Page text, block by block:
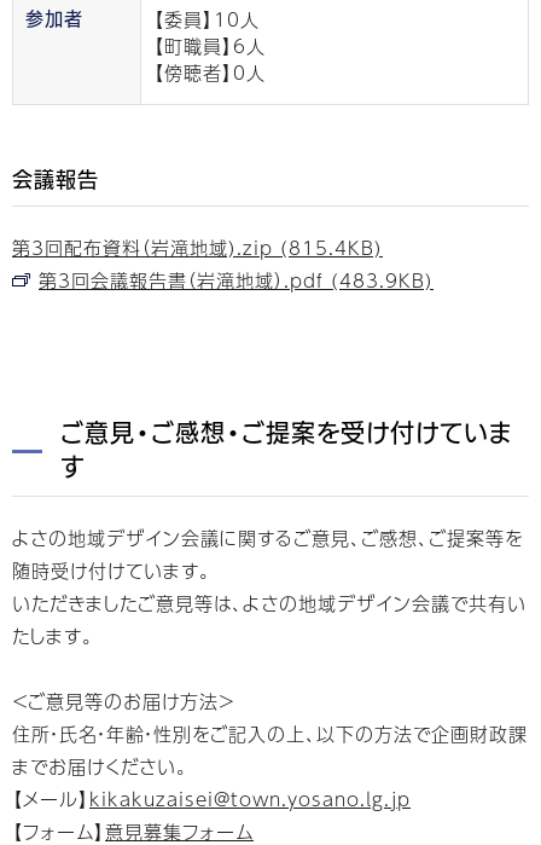
参加者
【委員】10人
【町職員】6人
【傍聴者】0人
会議報告
第3回配布資料（岩滝地域).zip (815.4KB)
第3回会議報告書（岩滝地域）.pdf (483.9KB)
ご意見・ご感想・ご提案を受け付けていま
す
よさの地域デザイン会議に関するご意見、ご感想、ご提案等を
随時受け付けています。
いただきましたご意見等は、よさの地域デザイン会議で共有い
たします。
＜ご意見等のお届け方法＞
住所・氏名・年齢・性別をご記入の上、以下の方法で企画財政課
までお届けください。
【メール】 kikakuzaisei@town.yosano.lg.jp
【フォーム】意見募集フォーム